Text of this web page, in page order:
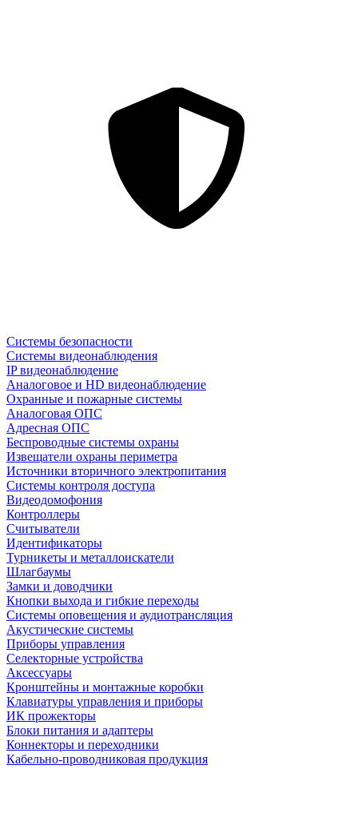
Системы безопасности
Системы видеонаблюдения
IP видеонаблюдение
Аналоговое и HD видеонаблюдение
Охранные и пожарные системы
Аналоговая ОПС
Адресная ОПС
Беспроводные системы охраны
Извещатели охраны периметра
Источники вторичного электропитания
Системы контроля доступа
Видеодомофония
Контроллеры
Считыватели
Идентификаторы
Турникеты и металлоискатели
Шлагбаумы
Замки и доводчики
Кнопки выхода и гибкие переходы
Системы оповещения и аудиотрансляция
Акустические системы
Приборы управления
Селекторные устройства
Аксессуары
Кронштейны и монтажные коробки
Клавиатуры управления и приборы
ИК прожекторы
Блоки питания и адаптеры
Коннекторы и переходники
Кабельно-проводниковая продукция